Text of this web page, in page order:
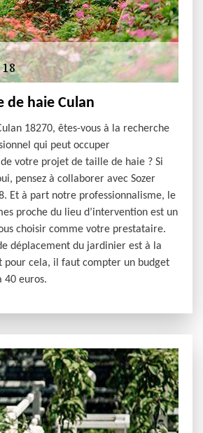
de haie Culan
18270, êtes-vous à la recherche
qui peut occuper
de votre projet de taille de haie ? Si
pensez à collaborer avec Sozer
Et à part notre professionnalisme, le
proche du lieu d’intervention est un
choisir comme votre prestataire.
déplacement du jardinier est à la
pour cela, il faut compter un budget
40 euros.